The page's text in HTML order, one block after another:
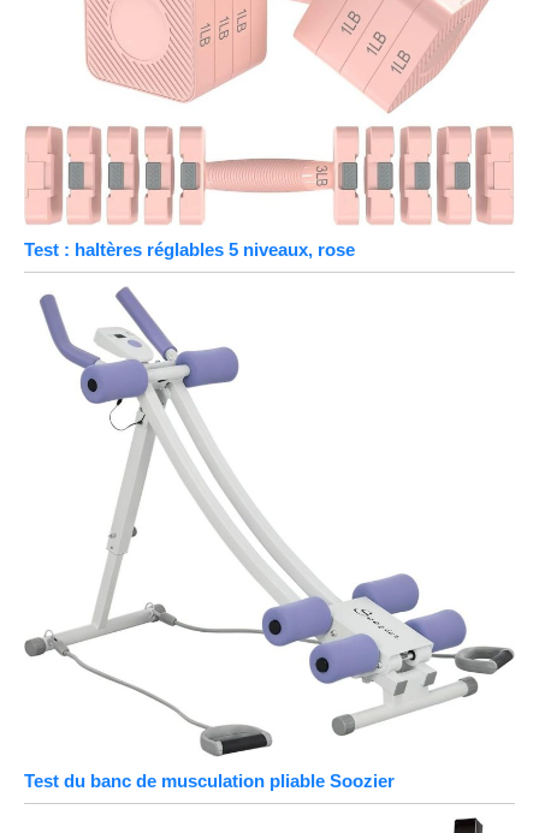
Test : haltères réglables 5 niveaux, rose
Test du banc de musculation pliable Soozier